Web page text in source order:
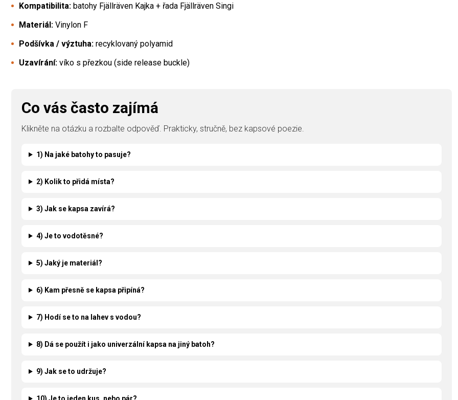
Kompatibilita: batohy Fjällräven Kajka + řada Fjällräven Singi
Materiál: Vinylon F
Podšívka / výztuha: recyklovaný polyamid
Uzavírání: víko s přezkou (side release buckle)
Co vás často zajímá
Klikněte na otázku a rozbalte odpověď. Prakticky, stručně, bez kapsové poezie.
1) Na jaké batohy to pasuje?
2) Kolik to přidá místa?
3) Jak se kapsa zavírá?
4) Je to vodotěsné?
5) Jaký je materiál?
6) Kam přesně se kapsa připíná?
7) Hodí se to na lahev s vodou?
8) Dá se použít i jako univerzální kapsa na jiný batoh?
9) Jak se to udržuje?